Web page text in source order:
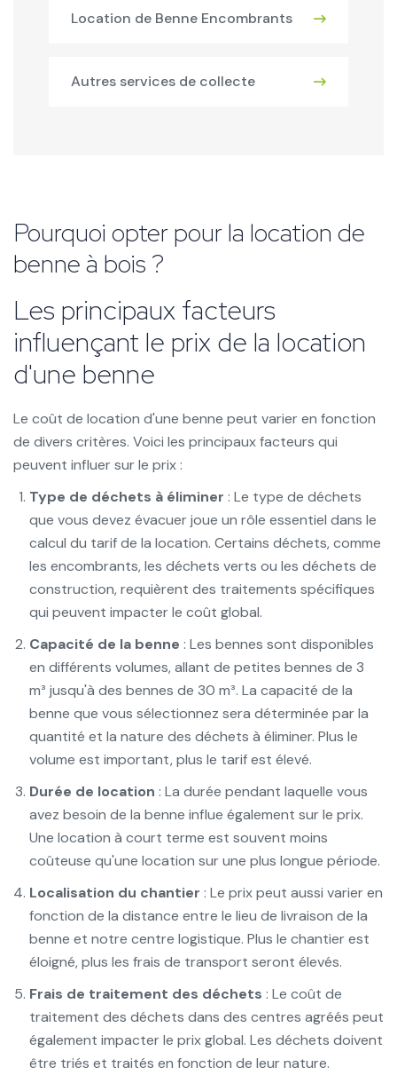
Location de Benne Encombrants
Autres services de collecte
Pourquoi opter pour la location de
benne à bois ?
Les principaux facteurs
influençant le prix de la location
d'une benne
Le coût de location d'une benne peut varier en fonction
de divers critères. Voici les principaux facteurs qui
peuvent influer sur le prix :
Type de déchets à éliminer : Le type de déchets
que vous devez évacuer joue un rôle essentiel dans le
calcul du tarif de la location. Certains déchets, comme
les encombrants, les déchets verts ou les déchets de
construction, requièrent des traitements spécifiques
qui peuvent impacter le coût global.
Capacité de la benne : Les bennes sont disponibles
en différents volumes, allant de petites bennes de 3
m³ jusqu'à des bennes de 30 m³. La capacité de la
benne que vous sélectionnez sera déterminée par la
quantité et la nature des déchets à éliminer. Plus le
volume est important, plus le tarif est élevé.
Durée de location : La durée pendant laquelle vous
avez besoin de la benne influe également sur le prix.
Une location à court terme est souvent moins
coûteuse qu'une location sur une plus longue période.
Localisation du chantier : Le prix peut aussi varier en
fonction de la distance entre le lieu de livraison de la
benne et notre centre logistique. Plus le chantier est
éloigné, plus les frais de transport seront élevés.
Frais de traitement des déchets : Le coût de
traitement des déchets dans des centres agréés peut
également impacter le prix global. Les déchets doivent
être triés et traités en fonction de leur nature.